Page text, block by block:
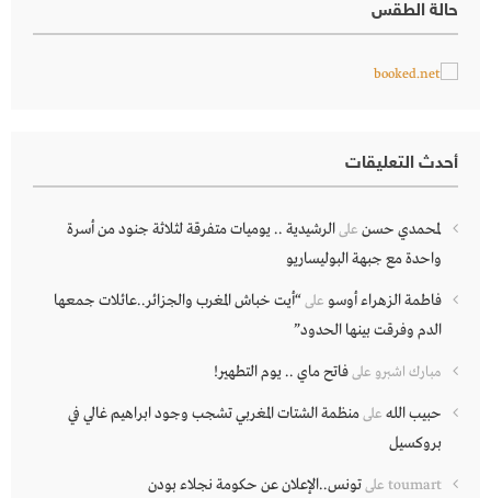
حالة الطقس
أحدث التعليقات
لمحمدي حسن علىالرشيدية .. يوميات متفرقة لثلاثة جنود من أسرة
واحدة مع جبهة البوليساريو
فاطمة الزهراء أوسو على“أيت خباش المغرب والجزائر..عائلات جمعها
الدم وفرقت بينها الحدود”
مبارك اشبرو علىفاتح ماي .. يوم التطهير!
حبيب الله علىمنظمة الشتات المغربي تشجب وجود ابراهيم غالي في
بروكسيل
toumart علىتونس..الإعلان عن حكومة نجلاء بودن